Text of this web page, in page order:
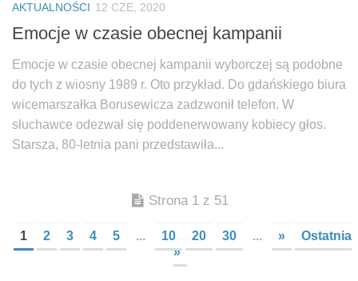
AKTUALNOŚCI 12 CZE, 2020
Emocje w czasie obecnej kampanii
Emocje w czasie obecnej kampanii wyborczej są podobne
do tych z wiosny 1989 r. Oto przykład. Do gdańskiego biura
wicemarszałka Borusewicza zadzwonił telefon. W
słuchawce odezwał się poddenerwowany kobiecy głos.
Starsza, 80-letnia pani przedstawiła...
Strona 1 z 51
1 2 3 4 5 ... 10 20 30 ... »
Ostatnia
»